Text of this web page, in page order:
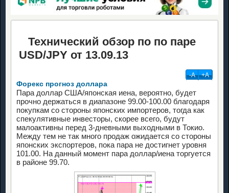
Технический обзор по по паре
USD/JPY от 13.09.13
-А +А
Форекс прогноз доллара
Пара доллар США/японская иена, вероятно, будет
прочно держаться в диапазоне 99.00-100.00 благодаря
покупкам со стороны японских импортеров, тогда как
спекулятивные инвесторы, скорее всего, будут
малоактивны перед 3-дневными выходными в Токио.
Между тем не так много продаж ожидается со стороны
японских экспортеров, пока пара не достигнет уровня
101.00. На данный момент пара доллар/иена торгуется
в районе 99.70.